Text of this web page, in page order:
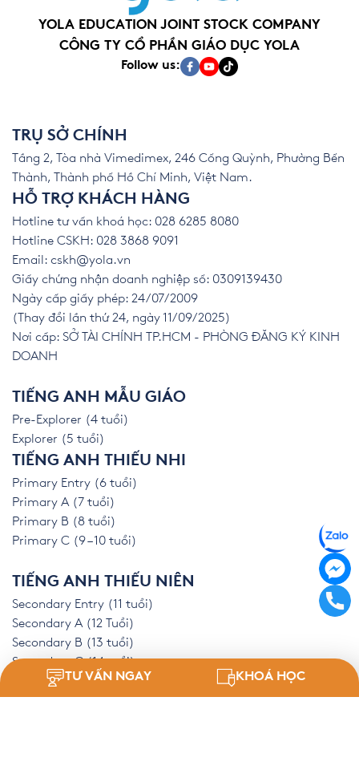
TƯ VẤN NGAY KHOÁ HỌC
YOLA EDUCATION JOINT STOCK COMPANY
CÔNG TY CỔ PHẦN GIÁO DỤC YOLA
Follow us:
TRỤ SỞ CHÍNH
Tầng 2, Tòa nhà Vimedimex, 246 Cống Quỳnh, Phường Bến
Thành, Thành phố Hồ Chí Minh, Việt Nam.
HỖ TRỢ KHÁCH HÀNG
Hotline tư vấn khoá học: 028 6285 8080
Hotline CSKH: 028 3868 9091
Email: cskh@yola.vn
Giấy chứng nhận doanh nghiệp số: 0309139430
Ngày cấp giấy phép: 24/07/2009
(Thay đổi lần thứ 24, ngày 11/09/2025)
Nơi cấp: SỞ TÀI CHÍNH TP.HCM - PHÒNG ĐĂNG KÝ KINH
DOANH
TIẾNG ANH MẪU GIÁO
Pre-Explorer (4 tuổi)
Explorer (5 tuổi)
TIẾNG ANH THIẾU NHI
Primary Entry (6 tuổi)
Primary A (7 tuổi)
Primary B (8 tuổi)
Primary C (9 – 10 tuổi)
TIẾNG ANH THIẾU NIÊN
Secondary Entry (11 tuổi)
Secondary A (12 Tuổi)
Secondary B (13 tuổi)
Secondary C (14 tuổi)
LUYỆN THI IELTS, SAT